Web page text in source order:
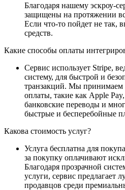
Благодаря нашему эскроу-
защищены на протяжении
Если что-то пойдет не так,
средств.
Какие способы оплаты
Сервис использует Stripe,
систему, для быстрой и
транзакций. Мы принимаем
оплаты, такие как Apple
банковские переводы и
быстрые и бесперебойные
Какова стоимость услуг?
Услуга бесплатна для
за покупку оплачивают
Благодаря прозрачной
услуги, сервис предлагает
продавцов среди